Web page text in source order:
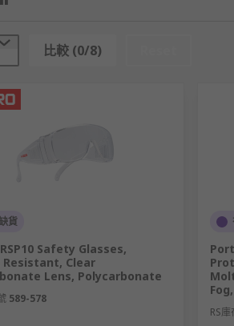
required
比較 (0/8)
貨
RSP10 Safety Glasses,
Clear
Lens, Polycarbonate
589-578
RS